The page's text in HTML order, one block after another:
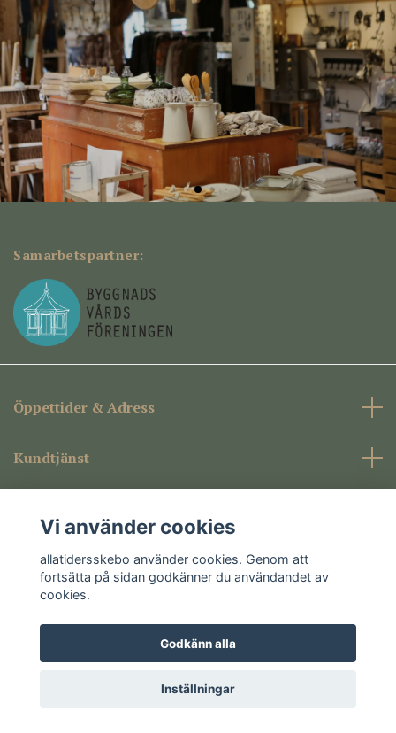
Samarbetspartner:
Öppettider & Adress
Kundtjänst
Sociala medier
© 2026 allatidersskebo
Vi använder cookies
allatidersskebo använder cookies. Genom att
fortsätta på sidan godkänner du användandet av
cookies.
Godkänn alla
Inställningar